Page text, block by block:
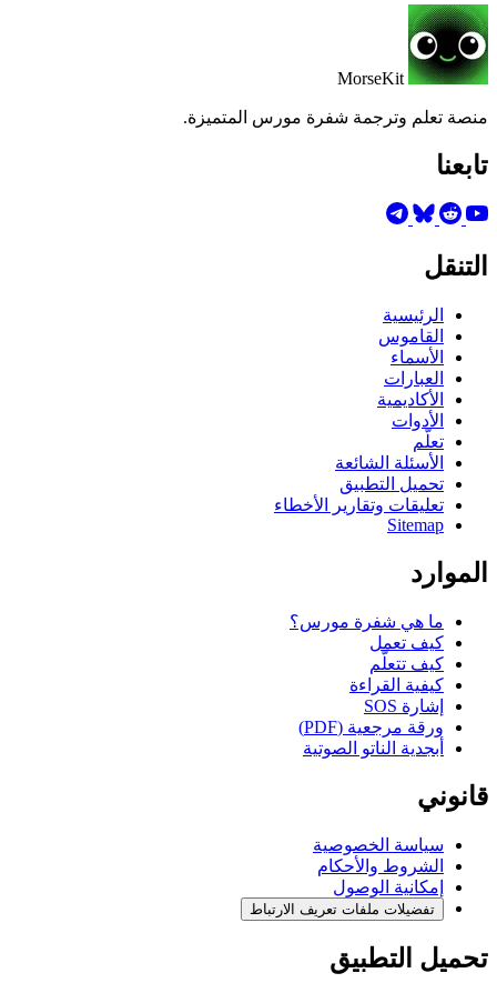
MorseKit
منصة تعلم وترجمة شفرة مورس المتميزة.
تابعنا
التنقل
الرئيسية
القاموس
الأسماء
العبارات
الأكاديمية
الأدوات
تعلّم
الأسئلة الشائعة
تحميل التطبيق
تعليقات وتقارير الأخطاء
Sitemap
الموارد
ما هي شفرة مورس؟
كيف تعمل
كيف تتعلّم
كيفية القراءة
إشارة SOS
ورقة مرجعية (PDF)
أبجدية الناتو الصوتية
قانوني
سياسة الخصوصية
الشروط والأحكام
إمكانية الوصول
تفضيلات ملفات تعريف الارتباط
تحميل التطبيق